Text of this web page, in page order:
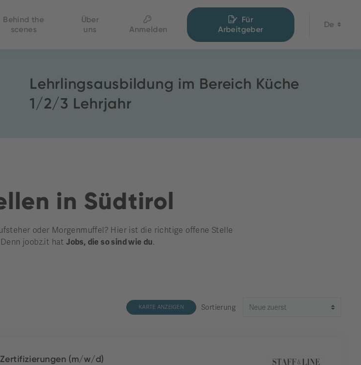
Behind the
scenes
Über
uns
Anmelden
Für
Arbeitgeber
De
Lehrlingsausbildung im Bereich Küche
1/2/3 Lehrjahr
in Südtirol
oder Morgenmuffel? Hier ist die richtige offene Stelle
joobz.it hatJobs, die so sind wie du.
KARTE ANZEIGEN Sortierung
(m/w/d)